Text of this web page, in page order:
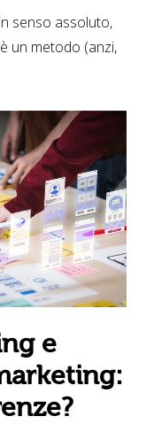
senso assoluto,
un metodo (anzi,
e